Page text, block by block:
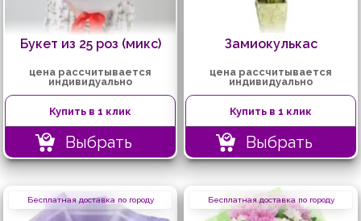
Букет из 25 роз (микс)
цена рассчитывается
индивидуально
Купить в 1 клик
Выбрать
Замиокулькас
цена рассчитывается
индивидуально
Купить в 1 клик
Выбрать
Бесплатная доставка по городу Бесплатная доставка по городу